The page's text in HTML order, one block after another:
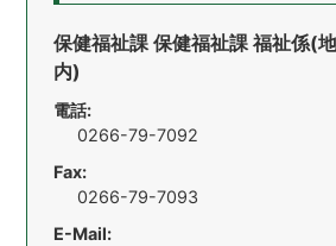
保健福祉課 保健福祉課 福祉係(
内)
電話:
0266-79-7092
Fax:
0266-79-7093
E-Mail: